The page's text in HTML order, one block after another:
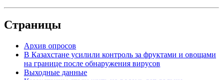
Страницы
Архив опросов
В Казахстане усилили контроль за фруктами и овощами
на границе после обнаружения вирусов
Выходные данные